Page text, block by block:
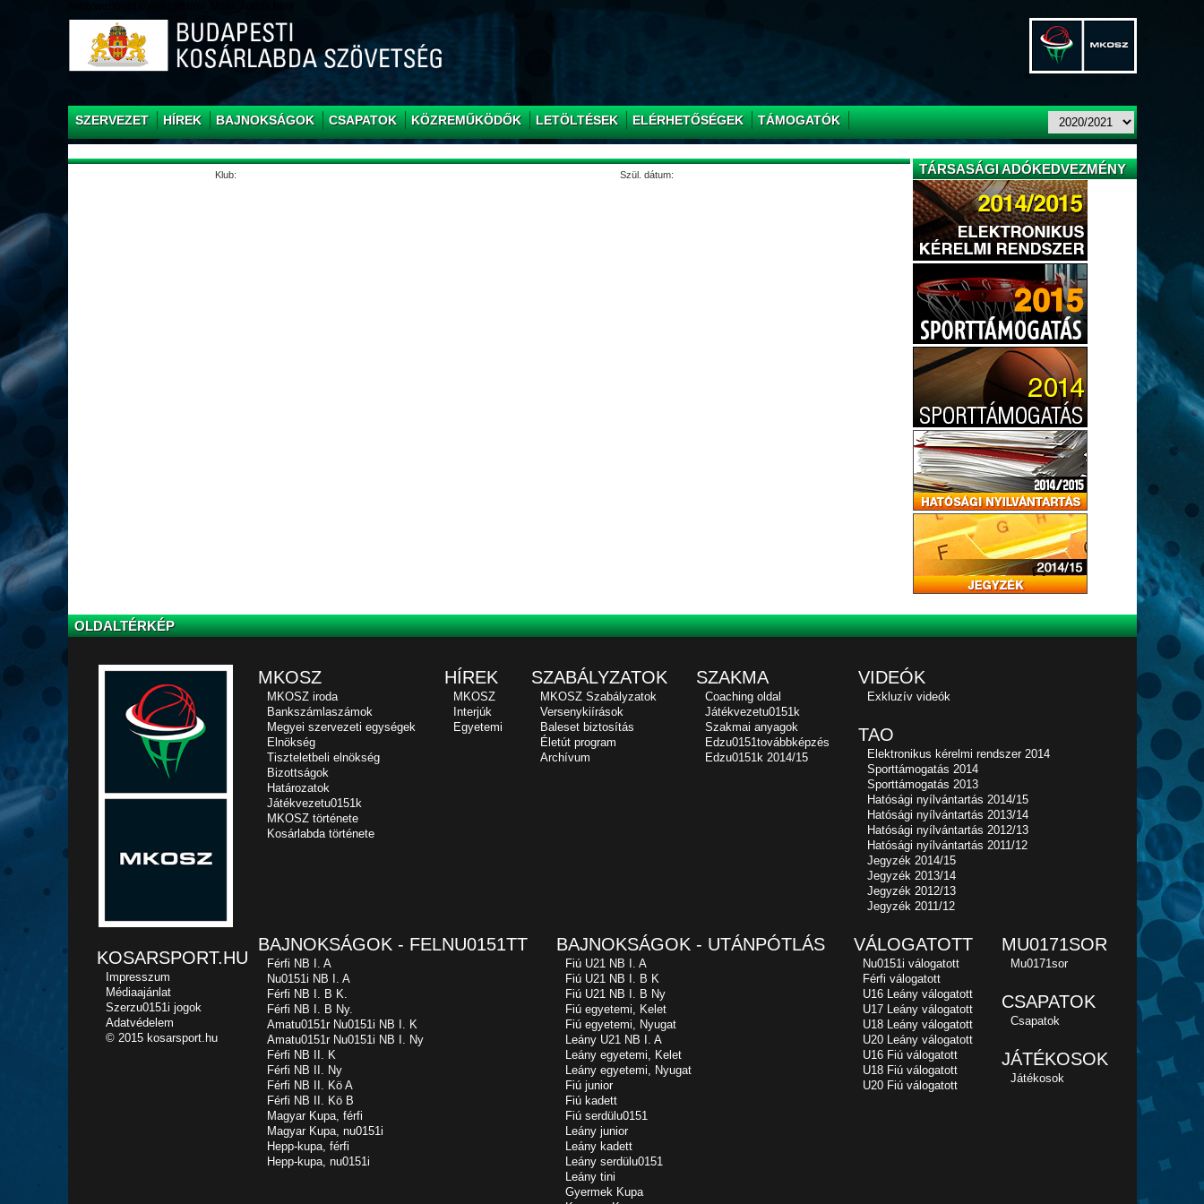
SZERVEZET HÍREK BAJNOKSÁGOK CSAPATOK KÖZREMŰKÖDŐK LETÖLTÉSEK ELÉRHETŐSÉGEK TÁMOGATÓK
Klub: Szül. dátum: TÁRSASÁGI ADÓKEDVEZMÉNY
OLDALTÉRKÉP
MKOSZ
MKOSZ iroda
Bankszámlaszámok
Megyei szervezeti egységek
Elnökség
Tiszteletbeli elnökség
Bizottságok
Határozatok
Játékvezetu0151k
MKOSZ története
Kosárlabda története
HÍREK
MKOSZ
Interjúk
Egyetemi
SZABÁLYZATOK
MKOSZ Szabályzatok
Versenykiírások
Baleset biztosítás
Életút program
Archívum
SZAKMA
Coaching oldal
Játékvezetu0151k
Szakmai anyagok
Edzu0151továbbképzés
Edzu0151k 2014/15
VIDEÓK
Exkluzív videók
TAO
Elektronikus kérelmi rendszer 2014
Sporttámogatás 2014
Sporttámogatás 2013
Hatósági nyílvántartás 2014/15
Hatósági nyílvántartás 2013/14
Hatósági nyílvántartás 2012/13
Hatósági nyílvántartás 2011/12
Jegyzék 2014/15
Jegyzék 2013/14
Jegyzék 2012/13
Jegyzék 2011/12
BAJNOKSÁGOK - FELNU0151TT
Férfi NB I. A
Nu0151i NB I. A
Férfi NB I. B K.
Férfi NB I. B Ny.
Amatu0151r Nu0151i NB I. K
Amatu0151r Nu0151i NB I. Ny
Férfi NB II. K
Férfi NB II. Ny
Férfi NB II. Kö A
Férfi NB II. Kö B
Magyar Kupa, férfi
Magyar Kupa, nu0151i
Hepp-kupa, férfi
Hepp-kupa, nu0151i
BAJNOKSÁGOK - UTÁNPÓTLÁS
Fiú U21 NB I. A
Fiú U21 NB I. B K
Fiú U21 NB I. B Ny
Fiú egyetemi, Kelet
Fiú egyetemi, Nyugat
Leány U21 NB I. A
Leány egyetemi, Kelet
Leány egyetemi, Nyugat
Fiú junior
Fiú kadett
Fiú serdülu0151
Leány junior
Leány kadett
Leány serdülu0151
Leány tini
Gyermek Kupa
VÁLOGATOTT
Nu0151i válogatott
Férfi válogatott
U16 Leány válogatott
U17 Leány válogatott
U18 Leány válogatott
U20 Leány válogatott
U16 Fiú válogatott
U18 Fiú válogatott
U20 Fiú válogatott
MU0171SOR
Mu0171sor
CSAPATOK
Csapatok
JÁTÉKOSOK
Játékosok
KOSARSPORT.HU
Impresszum
Médiaajánlat
Szerzu0151i jogok
Adatvédelem
© 2015 kosarsport.hu